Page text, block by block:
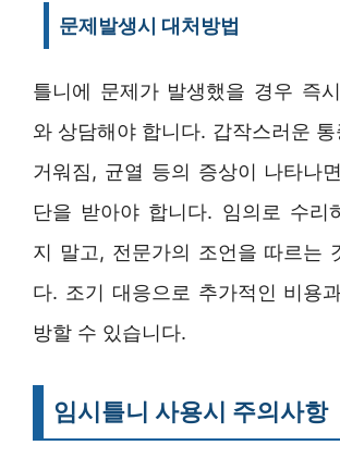
문제발생시 대처방법
틀니에 문제가 발생했을 경우 즉
와 상담해야 합니다. 갑작스러운 통
거워짐, 균열 등의 증상이 나타나
단을 받아야 합니다. 임의로 수리
지 말고, 전문가의 조언을 따르는
다. 조기 대응으로 추가적인 비용
방할 수 있습니다.
임시틀니 사용시 주의사항